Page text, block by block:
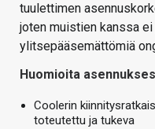
tuulettimen
joten muistien kanssa
ylitsepääsemättömiä
Huomioita
Coolerin
toteutettu ja tukeva